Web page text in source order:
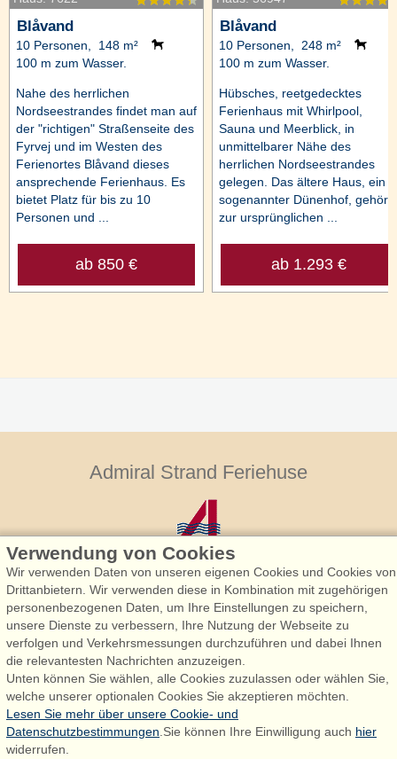
Blåvand
10 Personen, 148 m²
100 m zum Wasser.
Nahe des herrlichen
Nordseestrandes findet man auf
der "richtigen" Straßenseite des
Fyrvej und im Westen des
Ferienortes Blåvand dieses
ansprechende Ferienhaus. Es
bietet Platz für bis zu 10
Personen und ...
ab 850 €
Blåvand
10 Personen, 248 m²
100 m zum Wasser.
Hübsches, reetgedecktes
Ferienhaus mit Whirlpool,
Sauna und Meerblick, in
unmittelbarer Nähe des
herrlichen Nordseestrandes
gelegen. Das ältere Haus, ein
sogenannter Dünenhof,
zur ursprünglichen ...
ab 1.293 €
Admiral Strand Feriehuse
Admiral Strand Feriehuse, Lønne
Houstrupvej 170, Lønne
6830 Nørre Nebel
booking@admiralstrand.com
+45 70 60 87 78
Verwendung von Cookies
Wir verwenden Daten von unseren eigenen Cookies und Cookies von
Drittanbietern. Wir verwenden diese in Kombination mit zugehörigen
personenbezogenen Daten, um Ihre Einstellungen zu speichern,
unsere Dienste zu verbessern, Ihre Nutzung der Webseite zu
verfolgen und Verkehrsmessungen durchzuführen und dabei Ihnen
die relevantesten Nachrichten anzuzeigen.
Unten können Sie wählen, alle Cookies zuzulassen oder wählen Sie,
welche unserer optionalen Cookies Sie akzeptieren möchten.
Lesen Sie mehr über unsere Cookie- und
Datenschutzbestimmungen .Sie können Ihre Einwilligung auch hier
widerrufen.